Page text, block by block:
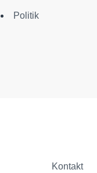
Politik
Kontakt